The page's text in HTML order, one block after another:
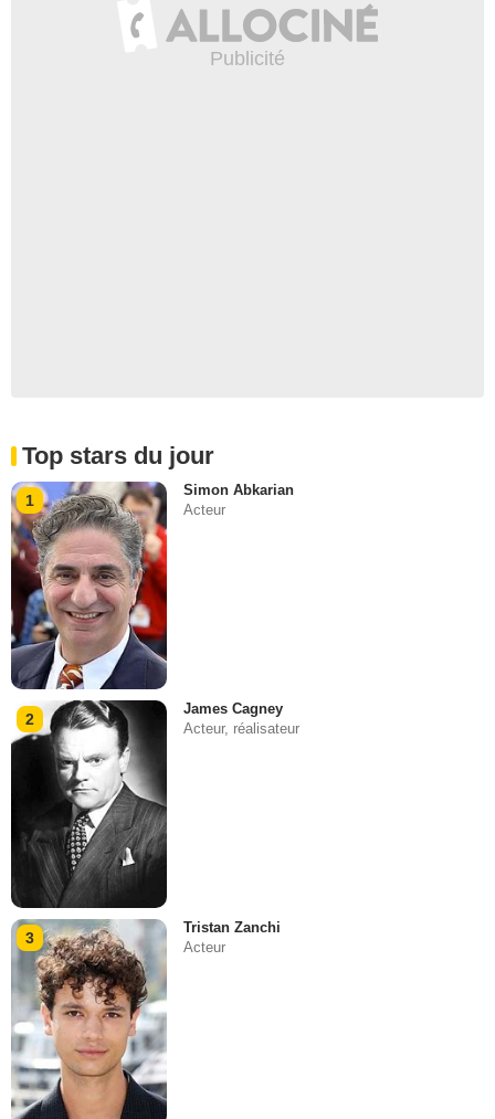
Top stars du jour
1
Simon Abkarian
Acteur
2
James Cagney
Acteur, réalisateur
3
Tristan Zanchi
Acteur